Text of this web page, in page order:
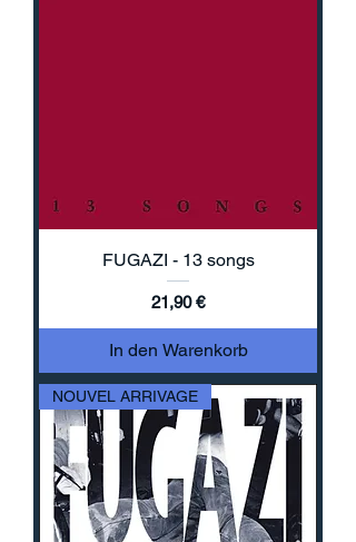
FUGAZI - 13 songs
Preis
21,90 €
In den Warenkorb
NOUVEL ARRIVAGE